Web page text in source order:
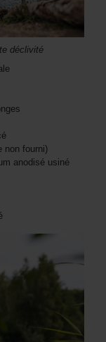
déclivité
non fourni)
anodisé usiné